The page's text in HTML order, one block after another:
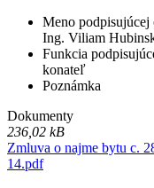
Meno podpisujúcej
Ing. Viliam
Funkcia
konateľ
Poznámka
Dokumenty
236,02 kB
Zmluva o najme bytu c.
14.pdf